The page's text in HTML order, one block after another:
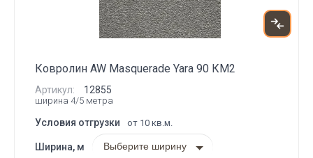
Ковролин AW Masquerade Yara 90 КМ2
Артикул: 12855
ширина 4/5 метра
Условия отгрузки от 10 кв.м.
Ширина, м Выберите ширину